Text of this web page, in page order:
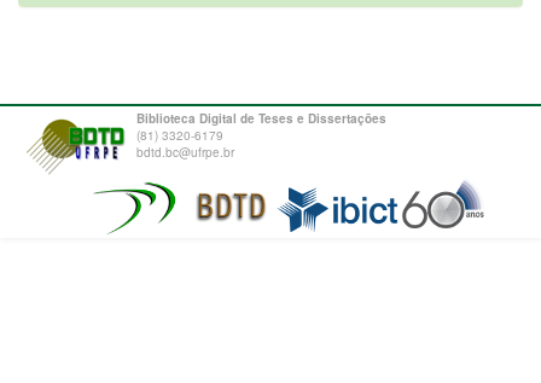
Biblioteca Digital de Teses e Dissertações
(81) 3320-6179
bdtd.bc@ufrpe.br